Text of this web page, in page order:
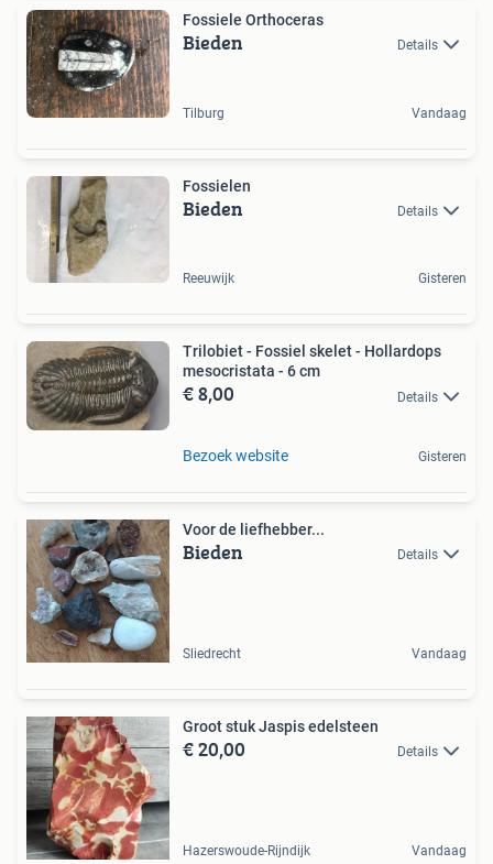
Fossiele Orthoceras
Bieden Details
Tilburg Vandaag
Fossielen
Bieden Details
Reeuwijk Gisteren
Trilobiet - Fossiel skelet - Hollardops
mesocristata - 6 cm
€ 8,00 Details
Bezoek website Gisteren
Voor de liefhebber...
Bieden Details
Sliedrecht Vandaag
Groot stuk Jaspis edelsteen
€ 20,00 Details
Hazerswoude-Rijndijk Vandaag